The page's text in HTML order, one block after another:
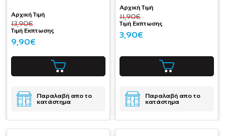
Αρχική Τιμή
13,90€
Τιμή Εκπτωσης
9,90€
Παραλαβή απο το
κατάστημα
Αρχική Τιμή
11,90€
Τιμή Εκπτωσης
3,90€
Παραλαβή απο το
κατάστημα